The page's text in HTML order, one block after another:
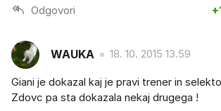
Odgovori
WAUKA 18. 10. 2015 13.59
Giani je dokazal kaj je pravi trener in
Zdovc pa sta dokazala nekaj drugega !